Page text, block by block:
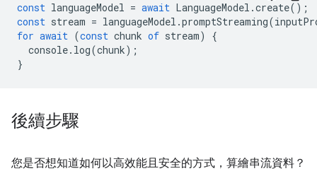
const languageModel = await LanguageModel .create();
const stream = languageModel .promptStreaming(
for await (const chunk of stream)
{
console. log(chunk);
}
後續步驟
您是否想知道如何以高效能且安全的方式，算繪串流資料？